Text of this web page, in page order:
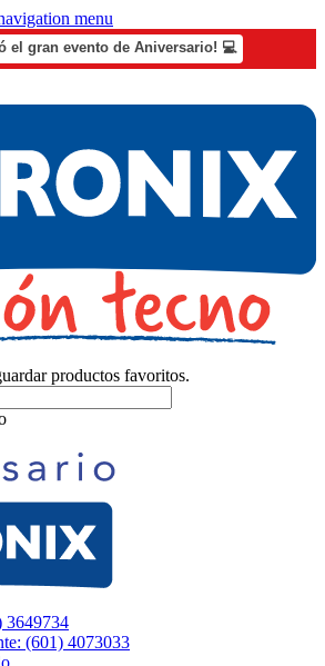
menu
el gran evento de Aniversario! 💻
productos favoritos.
3649734
(601) 4073033